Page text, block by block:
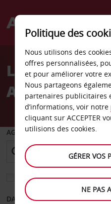
Welcome
AvisLocation de
Angeles
AGENCE DE DÉPART
Sélectionnez une autre
DATE DE DÉPART
Politique des
Nous utilisons des
offres personnalisées,
et pour améliorer votre
Nous partageons
partenaires publicitaires
d’informations, voir notre
cliquant sur ACCEPTER
utilisions des cookies.
GÉRER VOS
NE PAS